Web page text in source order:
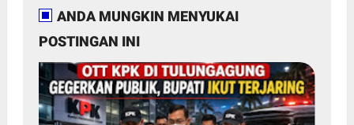
ANDA MUNGKIN MENYUKAI
POSTINGAN INI